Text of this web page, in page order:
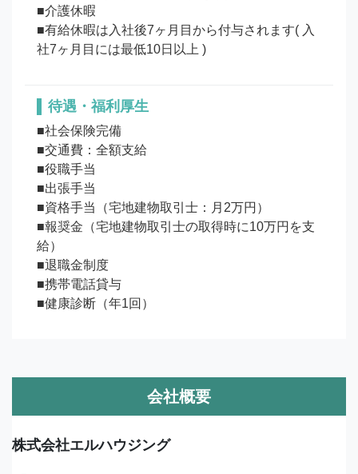
■介護休暇
■有給休暇は入社後7ヶ月目から付与されます( 入
待遇・福利厚生
■社会保険完備
■交通費：全額支給
■役職手当
■出張手当
■資格手当（宅地建物取引士：月2万円）
■報奨金（宅地建物取引士の取得時に10万円を支
給）
■退職金制度
■携帯電話貸与
■健康診断（年1回）
会社概要
株式会社エルハウジング